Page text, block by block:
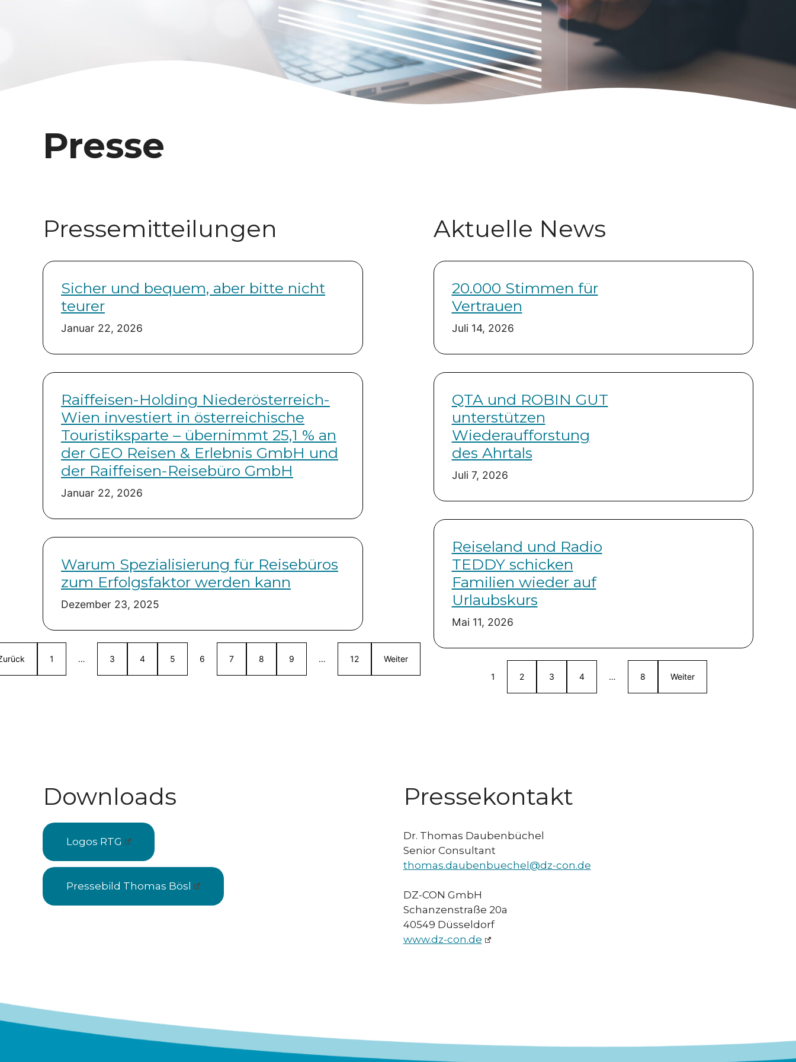
Presse
Pressemitteilungen
Sicher und bequem, aber bitte nicht
teurer
Januar 22, 2026
Raiffeisen-Holding Niederösterreich-
Wien investiert in österreichische
Touristiksparte – übernimmt 25,1 % an
der GEO Reisen & Erlebnis GmbH und
der Raiffeisen-Reisebüro GmbH
Januar 22, 2026
Warum Spezialisierung für Reisebüros
zum Erfolgsfaktor werden kann
Dezember 23, 2025
1 … 3 4 5 6 7 8 9 … 12 Weiter
Aktuelle News
20.000 Stimmen für
Vertrauen
Juli 14, 2026
QTA und ROBIN GUT
unterstützen
Wiederaufforstung
des Ahrtals
Juli 7, 2026
Reiseland und Radio
TEDDY schicken
Familien wieder auf
Urlaubskurs
Mai 11, 2026
1 2 3 4 … 8 Weiter
Downloads
Logos RTG
Pressebild Thomas Bösl
Pressekontakt
Dr. Thomas Daubenbüchel
Senior Consultant
thomas.daubenbuechel@dz-con.de
DZ-CON GmbH
Schanzenstraße 20a
40549 Düsseldorf
www.dz-con.de